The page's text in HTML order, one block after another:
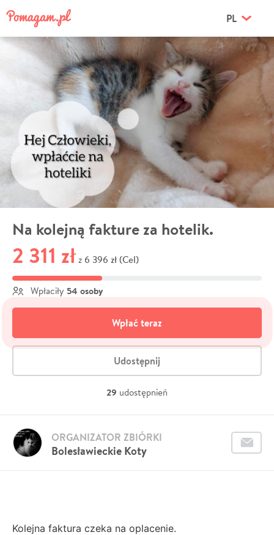
PL
Na kolejną fakture za hotelik.
2 311 zł z 6 396 zł (Cel)
Wpłaciły 54 osoby
Wpłać teraz
Udostępnij
29 udostępnień
Bolesławieckie Koty
ORGANIZATOR ZBIÓRKI
Kolejna faktura czeka na oplacenie.